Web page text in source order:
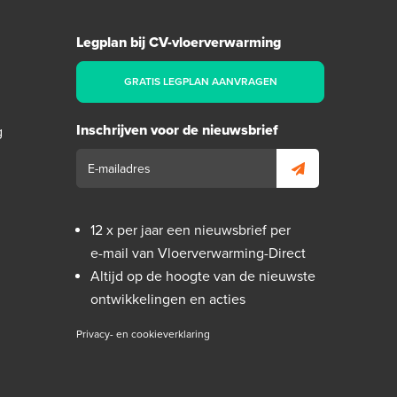
Legplan bij CV-vloerverwarming
GRATIS LEGPLAN AANVRAGEN
Inschrijven voor de nieuwsbrief
12 x per jaar een nieuwsbrief per
e-mail van Vloerverwarming-Direct
Altijd op de hoogte van de nieuwste
ontwikkelingen en acties
Privacy- en cookieverklaring